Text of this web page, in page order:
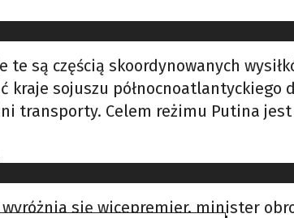
są częścią skoordynowanych
sojuszu północnoatlantyckiego
transporty. Celem reżimu Putina
się wicepremier, minister